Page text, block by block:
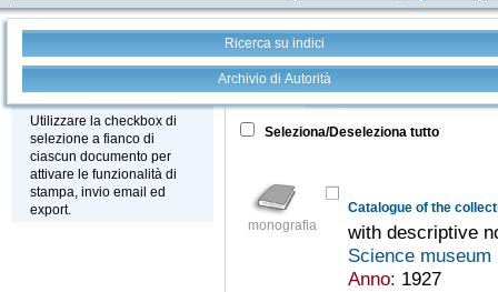
Ricerca su indici
Archivio di Autorità
Stampa - Email - Export
Utilizzare la checkbox di
selezione a fianco di
ciascun documento per
attivare le funzionalità di
stampa, invio email ed
export.
Tutto +
Seleziona/Deseleziona tutto
monografia
with descriptive
Science
Anno: 1927